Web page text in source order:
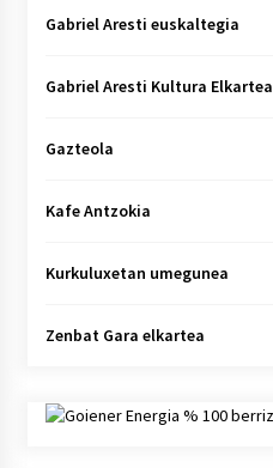
Gabriel Aresti euskaltegia
Gabriel Aresti Kultura Elkartea
Gazteola
Kafe Antzokia
Kurkuluxetan umegunea
Zenbat Gara elkartea